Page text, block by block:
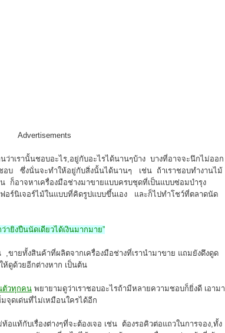
Advertisements
นว่าเรานั้นชอบอะไร,อยู่กับอะไรได้นานๆบ้าง บางที่อาจจะนึกไม่ออก
อบ ซึ่งนั่นจะทำให้อยู่กับสิ่งนั้นได้นานๆ เช่น ถ้าเราชอบทำงานไม้
ก็อาจหาเครื่องมือช่างมาขายแบบครบชุดที่เป็นแบบซ่อมบำรุง
อร์นิเจอร์ไม้ในแบบที่คิดรูปแบบขึ้นเอง และก็ไปทำโชว์ที่ตลาดนัด
ว่ายิงปืนนัดเดียวได้เงินมากมาย”
ขายทั้งสินค้าที่ผลิตจากเครื่องมือช่างที่เรานำมาขาย แถมยังดึงดูด
ห้ดูด้วยอีกต่างหาก เป็นต้น
ตัวทุกคน พยายามดูว่าเราชอบอะไรถ้ามีหลายความชอบก็ยิ่งดี เอามา
จุดเด่นที่ไม่เหมือนใครได้อีก
ท้อแท้กับเรื่องต่างๆที่จะต้องเจอ เช่น ต้องรอคิวต่อแถวในการจอง,ทั้ง